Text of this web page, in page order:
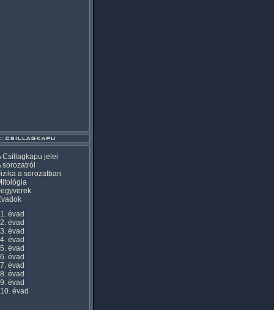
Csillagkapu jelei
sorozatról
a sorozatban
1. évad
2. évad
3. évad
4. évad
5. évad
6. évad
7. évad
8. évad
9. évad
10. évad